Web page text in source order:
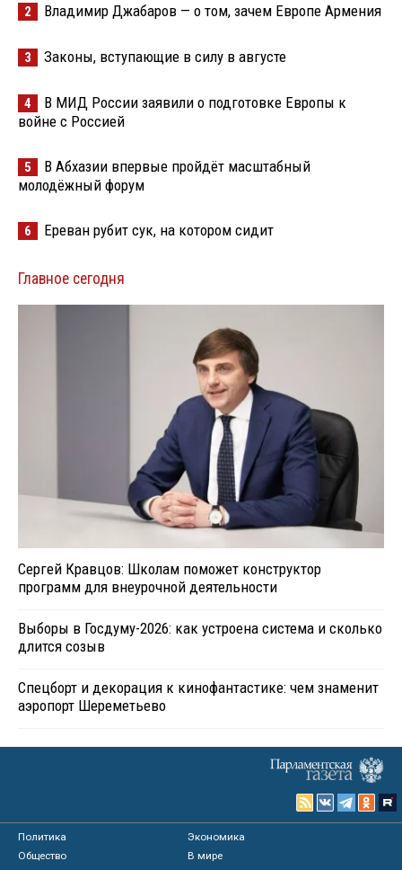
2 Владимир Джабаров — о том, зачем Европе Армения
3 Законы, вступающие в силу в августе
4
В МИД России заявили о подготовке Европы к
войне с Россией
5
В Абхазии впервые пройдёт масштабный
молодёжный форум
6 Ереван рубит сук, на котором сидит
Главное сегодня
Сергей Кравцов: Школам поможет конструктор
программ для внеурочной деятельности
Выборы в Госдуму-2026: как устроена система и сколько
длится созыв
Спецборт и декорация к кинофантастике: чем знаменит
аэропорт Шереметьево
Политика
Экономика
Общество
В мире